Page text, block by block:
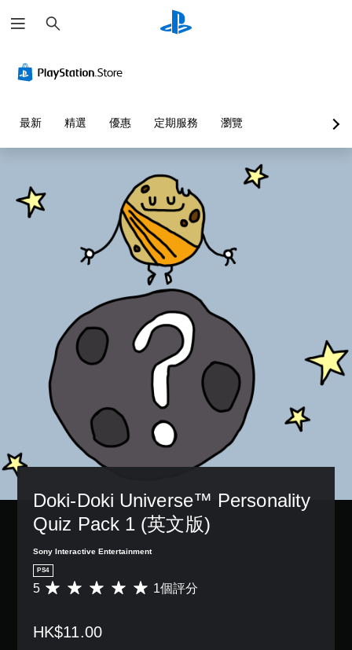
尋
最新 精選 優惠 定期服務 瀏覽
Doki-Doki Universe™ Personality
Quiz Pack 1 (英文版)
Sony Interactive Entertainment
PS4
平
分
5 1個評分
HK$11.00